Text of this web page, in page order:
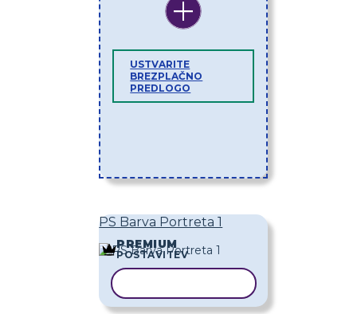
USTVARITE
BREZPLAČNO
PREDLOGO
PS Barva Portreta 1
PREMIUM
POSTAVITEV